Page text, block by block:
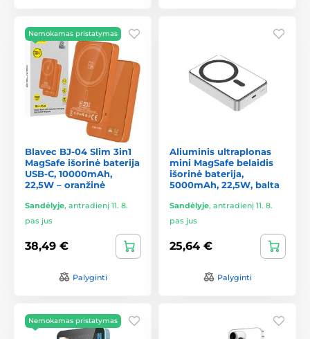
Nemokamas pristatymas
Blavec BJ-04 Slim 3in1
MagSafe išorinė baterija
USB-C, 10000mAh,
22,5W – oranžinė
Sandėlyje, antradienį 11. 8.
pas jus
38,49 €
Palyginti
Aliuminis ultraplonas
mini MagSafe belaidis
išorinė baterija,
5000mAh, 22,5W, balta
Sandėlyje, antradienį 11. 8.
pas jus
25,64 €
Palyginti
Nemokamas pristatymas